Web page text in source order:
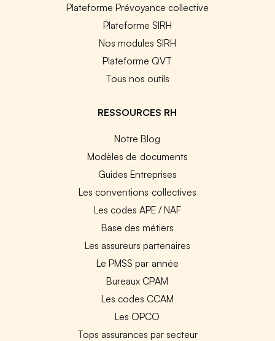
Plateforme Prévoyance collective
Plateforme SIRH
Nos modules SIRH
Plateforme QVT
Tous nos outils
RESSOURCES RH
Notre Blog
Modèles de documents
Guides Entreprises
Les conventions collectives
Les codes APE / NAF
Base des métiers
Les assureurs partenaires
Le PMSS par année
Bureaux CPAM
Les codes CCAM
Les OPCO
Tops assurances par secteur